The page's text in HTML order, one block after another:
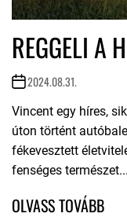
REGGELI A
2024.08.31.
Vincent egy híres,
úton történt
fékevesztett
fenséges természet...